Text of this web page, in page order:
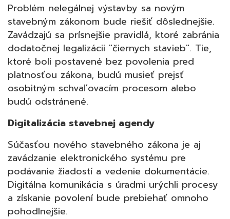
Problém nelegálnej výstavby sa novým
stavebným zákonom bude riešiť dôslednejšie.
Zavádzajú sa prísnejšie pravidlá, ktoré zabránia
dodatočnej legalizácii "čiernych stavieb". Tie,
ktoré boli postavené bez povolenia pred
platnosťou zákona, budú musieť prejsť
osobitným schvaľovacím procesom alebo
budú odstránené.
Digitalizácia stavebnej agendy
Súčasťou nového stavebného zákona je aj
zavádzanie elektronického systému pre
podávanie žiadostí a vedenie dokumentácie.
Digitálna komunikácia s úradmi urýchli procesy
a získanie povolení bude prebiehať omnoho
pohodlnejšie.